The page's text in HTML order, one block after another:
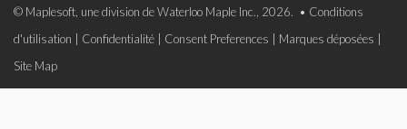
© Maplesoft, une division de Waterloo Maple Inc., 2026. • Conditions
d'utilisation
Confidentialité Consent Preferences Marques déposées
Site Map